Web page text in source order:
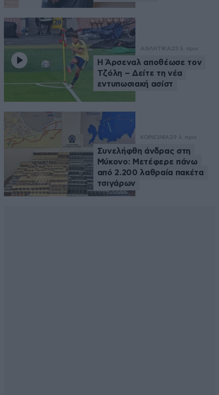
ΑΘΛΗΤΙΚΑ 23 λ. πριν
Η Άρσεναλ αποθέωσε τον
Τζόλη – Δείτε τη νέα
εντυπωσιακή ασίστ
ΚΟΙΝΩΝΙΑ29 λ. πριν
Συνελήφθη άνδρας στη
Μύκονο: Μετέφερε πάνω
από 2.200 λαθραία πακέτα
τσιγάρων